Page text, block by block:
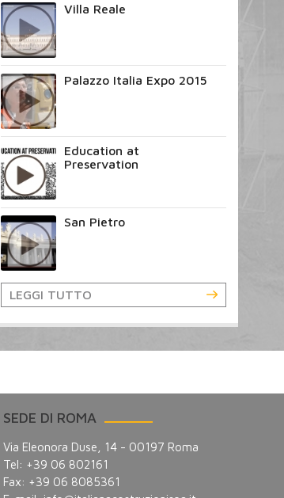
Villa Reale
Palazzo Italia Expo 2015
Education at
Preservation
San Pietro
LEGGI TUTTO
SEDE DI ROMA
Via Eleonora Duse, 14 - 00197 Roma
Tel: +39 06 802161
Fax: +39 06 8085361